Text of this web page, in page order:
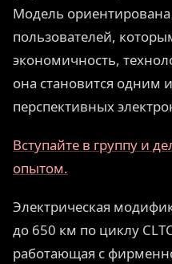
Модель
пользователей,
экономичность,
она становится одним
перспективных
Вступайте в группу и
опытом.
Электрическая
до 650 км по циклу
работающая с